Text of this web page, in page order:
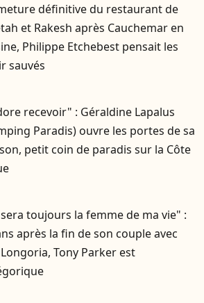
définitive du restaurant de
et Rakesh après Cauchemar en
Philippe Etchebest pensait les
sauvés
recevoir" : Géraldine Lapalus
Paradis) ouvre les portes de sa
petit coin de paradis sur la Côte
toujours la femme de ma vie" :
après la fin de son couple avec
Longoria, Tony Parker est